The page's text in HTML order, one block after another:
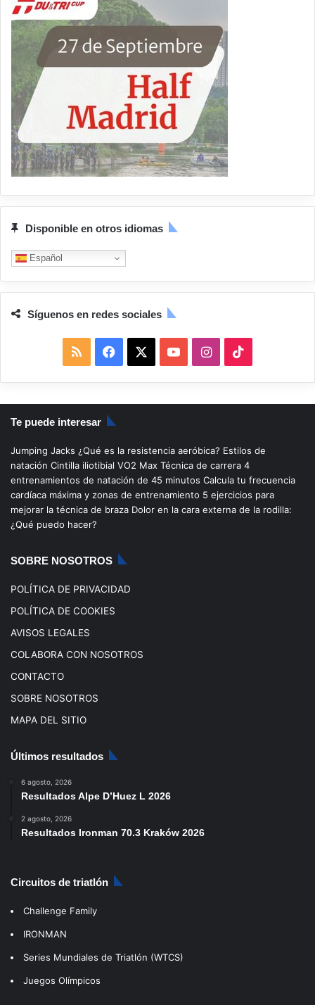
Disponible en otros idiomas
Español
Síguenos en redes sociales
S
S
a
c
b
o
o
u
u
b
I
n
s
a
g
i
k
o
k
Te puede interesar
Jumping Jacks ¿Qué es la resistencia aeróbica? Estilos de
natación Cintilla iliotibial VO2 Max Técnica de carrera 4
entrenamientos de natación de 45 minutos Calcula tu frecuencia
cardíaca máxima y zonas de entrenamiento 5 ejercicios para
mejorar la técnica de braza Dolor en la cara externa de la rodilla:
¿Qué puedo hacer?
SOBRE NOSOTROS
POLÍTICA DE PRIVACIDAD
POLÍTICA DE COOKIES
AVISOS LEGALES
COLABORA CON NOSOTROS
CONTACTO
SOBRE NOSOTROS
MAPA DEL SITIO
Últimos resultados
6 agosto, 2026
Resultados Alpe D’Huez L 2026
2 agosto, 2026
Resultados Ironman 70.3 Kraków 2026
Circuitos de triatlón
Challenge Family
IRONMAN
Series Mundiales de Triatlón (WTCS)
Juegos Olímpicos